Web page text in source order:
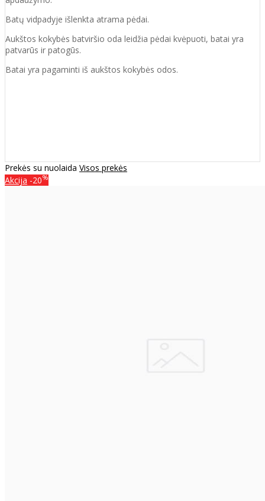
Batų vidpadyje išlenkta atrama pėdai.
Aukštos kokybės batviršio oda leidžia pėdai kvėpuoti, batai yra
patvarūs ir patogūs.
Batai yra pagaminti iš aukštos kokybės odos.
Prekės su nuolaida Visos prekės
Akcija -20%